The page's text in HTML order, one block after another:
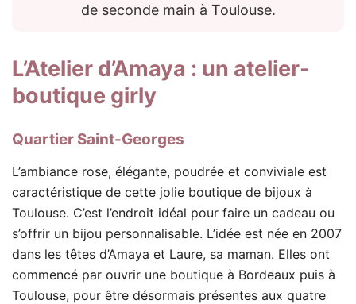
de seconde main à Toulouse.
L’Atelier d’Amaya : un atelier-
boutique girly
Quartier Saint-Georges
L’ambiance rose, élégante, poudrée et conviviale est
caractéristique de cette jolie boutique de bijoux à
Toulouse. C’est l’endroit idéal pour faire un cadeau ou
s’offrir un bijou personnalisable. L’idée est née en 2007
dans les têtes d’Amaya et Laure, sa maman. Elles ont
commencé par ouvrir une boutique à Bordeaux puis à
Toulouse, pour être désormais présentes aux quatre